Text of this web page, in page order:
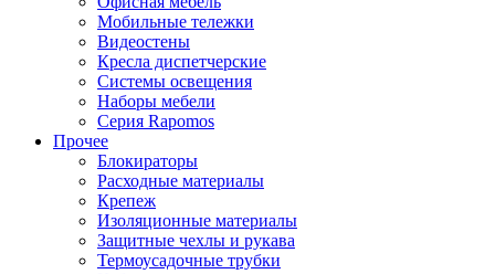
Мобильные тележки
Видеостены
Кресла диспетчерские
Системы освещения
Наборы мебели
Серия Rapomos
Прочее
Блокираторы
Расходные материалы
Крепеж
Изоляционные материалы
Защитные чехлы и рукава
Термоусадочные трубки